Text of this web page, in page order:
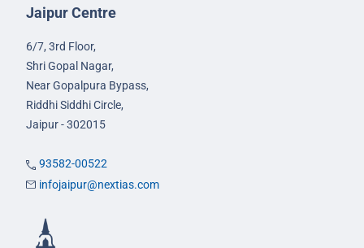
Jaipur Centre
6/7, 3rd Floor,
Shri Gopal Nagar,
Near Gopalpura Bypass,
Riddhi Siddhi Circle,
Jaipur - 302015
93582-00522
infojaipur@nextias.com